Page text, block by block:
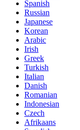
Spanish
Russian
Japanese
Korean
Arabic
Irish
Greek
Turkish
Italian
Danish
Romanian
Indonesian
Czech
Afrikaans